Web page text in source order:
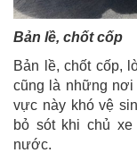
Bản lề, chốt cốp
Bản lề, chốt cốp,
cũng là những nơi
vực này khó vệ
bỏ sót khi chủ
nước.